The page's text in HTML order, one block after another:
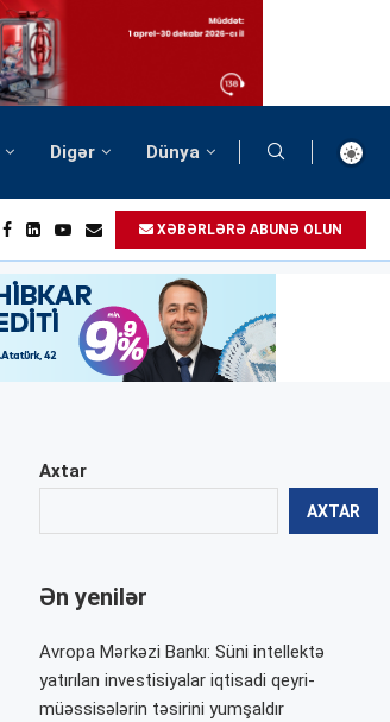
Digər Dünya
XƏBƏRLƏRƏ ABUNƏ OLUN
Axtar
AXTAR
Ən yenilər
Avropa Mərkəzi Bankı: Süni intellektə
yatırılan investisiyalar iqtisadi qeyri-
müəssisələrin təsirini yumşaldır